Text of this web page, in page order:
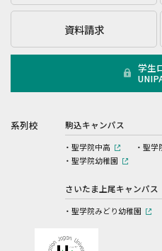
資料請求
系列校 駒込キャンパス
聖学院中高 聖学
聖学院幼稚園
さいたま上尾キャンパス
聖学院みどり幼稚園
学生